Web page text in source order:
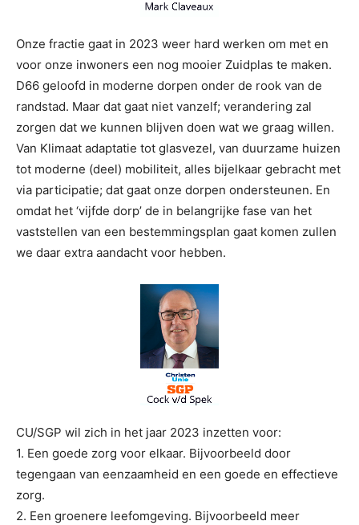
Onze fractie gaat in 2023 weer hard werken om met en
voor onze inwoners een nog mooier Zuidplas te maken.
D66 geloofd in moderne dorpen onder de rook van de
randstad. Maar dat gaat niet vanzelf; verandering zal
zorgen dat we kunnen blijven doen wat we graag willen.
Van Klimaat adaptatie tot glasvezel, van duurzame huizen
tot moderne (deel) mobiliteit, alles bijelkaar gebracht met
via participatie; dat gaat onze dorpen ondersteunen. En
omdat het ‘vijfde dorp’ de in belangrijke fase van het
vaststellen van een bestemmingsplan gaat komen zullen
we daar extra aandacht voor hebben.
CU/SGP wil zich in het jaar 2023 inzetten voor:
1. Een goede zorg voor elkaar. Bijvoorbeeld door
tegengaan van eenzaamheid en een goede en effectieve
zorg.
2. Een groenere leefomgeving. Bijvoorbeeld meer